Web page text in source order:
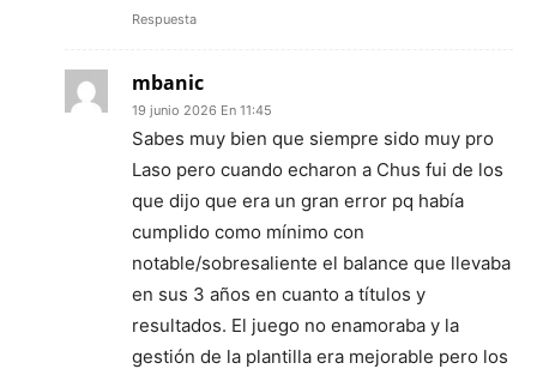
Respuesta
mbanic
19 junio 2026 En 11:45
Sabes muy bien que siempre sido muy pro
Laso pero cuando echaron a Chus fui de los
que dijo que era un gran error pq había
cumplido como mínimo con
notable/sobresaliente el balance que llevaba
en sus 3 años en cuanto a títulos y
resultados. El juego no enamoraba y la
gestión de la plantilla era mejorable pero los